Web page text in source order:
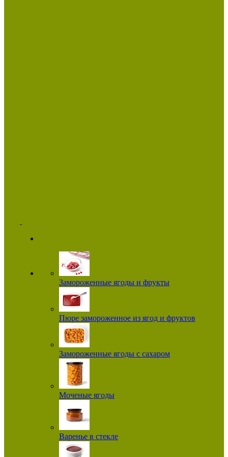
Замороженные ягоды и фрукты
Пюре замороженное из ягод и фруктов
Замороженные ягоды с сахаром
Моченые ягоды
Варенье в стекле